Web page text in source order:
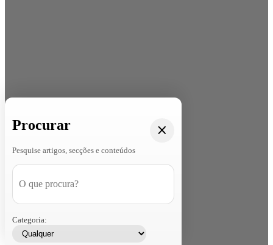
Procurar
Pesquise artigos, secções e conteúdos
Categoria: